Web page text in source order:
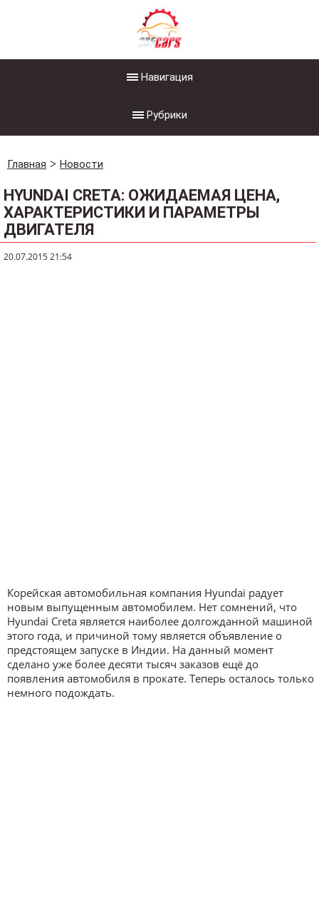
Навигация
Рубрики
Главная Новости
HYUNDAI CRETA: ОЖИДАЕМАЯ ЦЕНА,
ХАРАКТЕРИСТИКИ И ПАРАМЕТРЫ
ДВИГАТЕЛЯ
20.07.2015 21:54
Корейская автомобильная компания Hyundai радует
новым выпущенным автомобилем. Нет сомнений, что
Hyundai Creta является наиболее долгожданной машиной
этого года, и причиной тому является объявление о
предстоящем запуске в Индии. На данный момент
сделано уже более десяти тысяч заказов ещё до
появления автомобиля в прокате. Теперь осталось только
немного подождать.